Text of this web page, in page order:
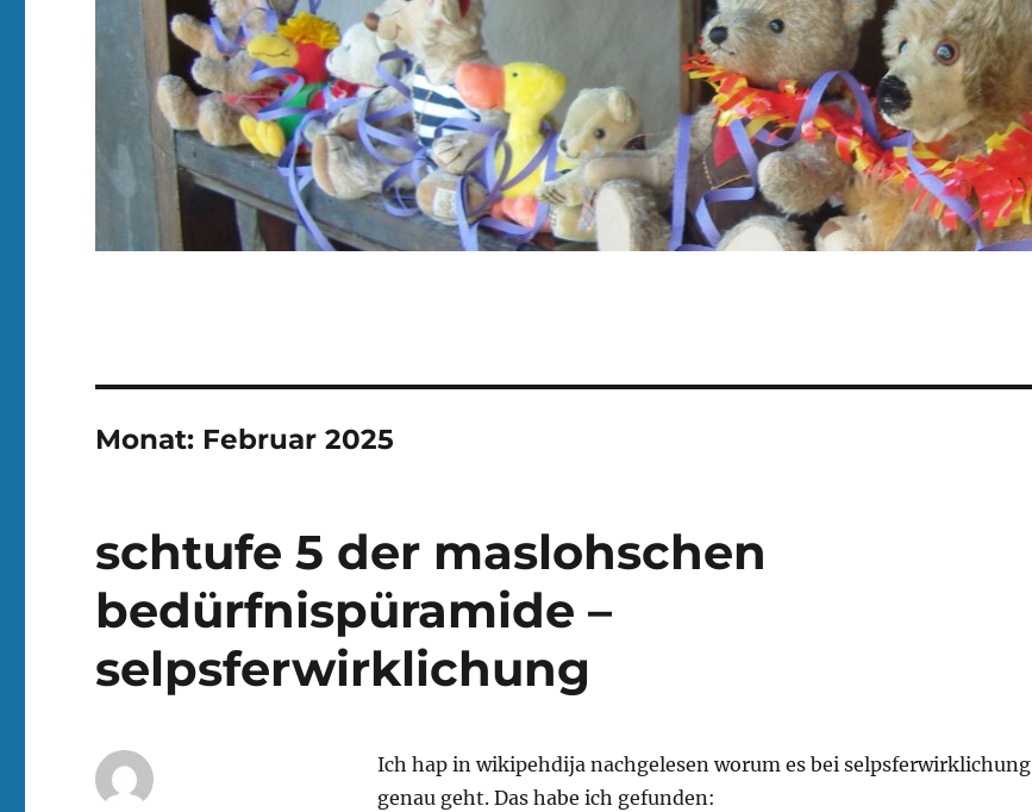
Monat: Februar 2025
schtufe 5 der maslohschen
bedürfnispüramide –
selpsferwirklichung
Ich hap in wikipehdija nachgelesen worum es bei selpsferwirklichung
genau geht. Das habe ich gefunden: